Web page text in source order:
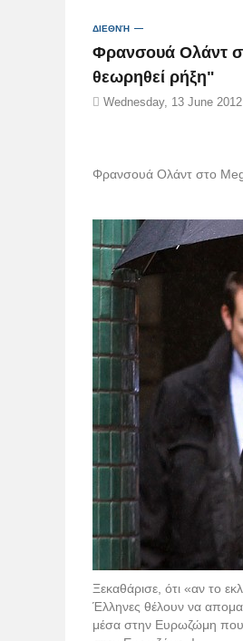
ΔΙΕΘΝΉ
Φρανσουά Ολάντ
θεωρηθεί ρήξη"
Wednesday, 13 June 2012
Φρανσουά Ολάντ στο
Ξεκαθάρισε, ότι «αν το
Έλληνες θέλουν να
μέσα στην Ευρωζώμη που